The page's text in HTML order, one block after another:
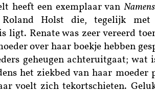
heeft een exemplaar van
Holst die, tegelijk met
ligt. Renate was zeer vereerd
over haar boekje hebben
geheugen achteruitgaat; wat
het ziekbed van haar moeder
voelt zich tekortschieten.